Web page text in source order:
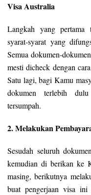
Visa Australia
Langkah yang pertama
syarat-syarat yang
Semua dokumen-
mesti dicheck dengan
Satu lagi, bagi Kamu
dokumen terlebih
tersumpah.
2. Melakukan
Sesudah seluruh
kemudian di berikan ke
masing, berikutnya
buat pengerjaan visa ini